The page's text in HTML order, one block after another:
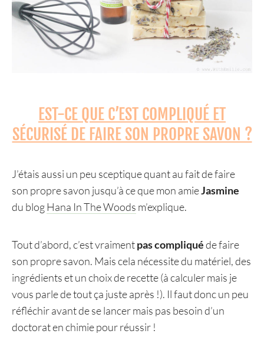
EST-CE QUE C’EST COMPLIQUÉ ET
SÉCURISÉ DE FAIRE SON PROPRE SAVON ?
J’étais aussi un peu sceptique quant au fait de faire
son propre savon jusqu’à ce que mon amieJasmine
du blogHana In The Woods m’explique.
Tout d’abord, c’est vraimentpas compliquéde faire
son propre savon. Mais cela nécessite du matériel, des
ingrédients et un choix de recette (à calculer mais je
vous parle de tout ça juste après !). Il faut donc un peu
réfléchir avant de se lancer mais pas besoin d’un
doctorat en chimie pour réussir !